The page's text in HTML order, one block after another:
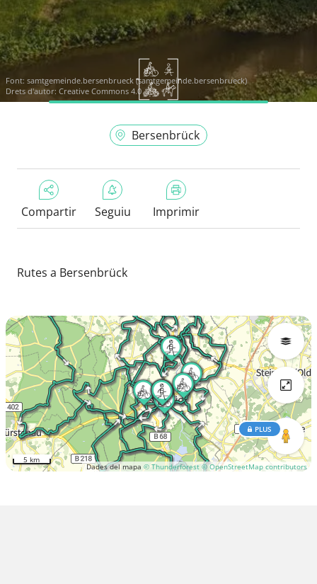
Font: samtgemeinde.bersenbrueck (samtgemeinde.bersenbrueck)
Drets d'autor: Creative Commons 4.0
Bersenbrück
Compartir Seguiu Imprimir
Rutes a Bersenbrück
Dades del mapa © Thunderforest © OpenStreetMap contributors
PLUS
5 km